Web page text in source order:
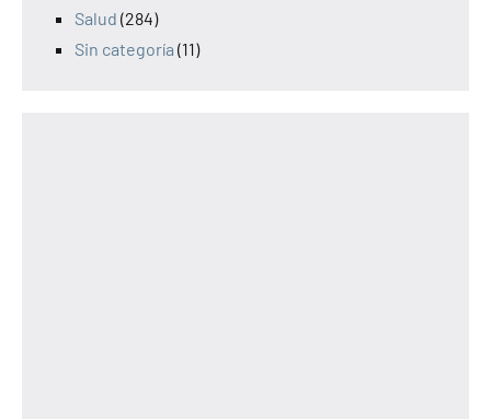
Salud (284)
Sin categoría (11)